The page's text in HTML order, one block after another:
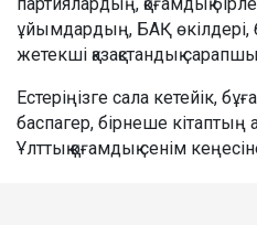
партиялардың, қоғамдық
ұйымдардың, БАҚ өкілдері,
жетекші қазақстандық
Естеріңізге сала кетейік,
баспагер, бірнеше кітаптың
Ұлттық қоғамдық сенім